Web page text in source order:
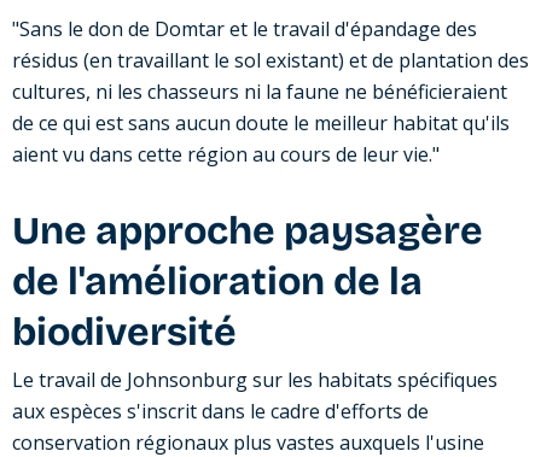
"Sans le don de Domtar et le travail d'épandage des
résidus (en travaillant le sol existant) et de plantation des
cultures, ni les chasseurs ni la faune ne bénéficieraient
de ce qui est sans aucun doute le meilleur habitat qu'ils
aient vu dans cette région au cours de leur vie."
Une approche paysagère
de l'amélioration de la
biodiversité
Le travail de Johnsonburg sur les habitats spécifiques
aux espèces s'inscrit dans le cadre d'efforts de
conservation régionaux plus vastes auxquels l'usine